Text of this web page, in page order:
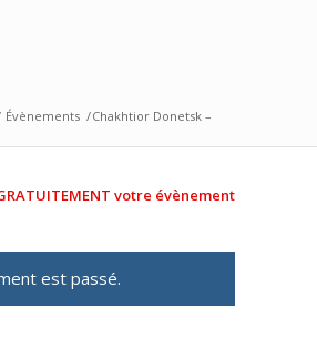
Évènements /Chakhtior Donetsk –
votre évènement
est passé.